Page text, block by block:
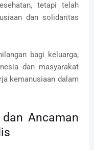
tetapi telah
dan solidaritas
bagi keluarga,
dan masyarakat
kemanusiaan dalam
Ancaman